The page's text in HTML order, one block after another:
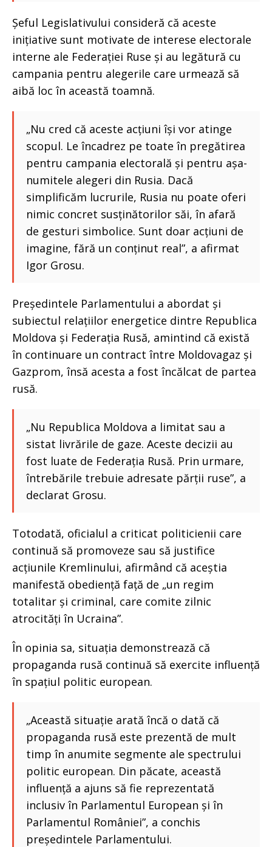
Șeful Legislativului consideră că aceste
inițiative sunt motivate de interese electorale
interne ale Federației Ruse și au legătură cu
campania pentru alegerile care urmează să
aibă loc în această toamnă.
„Nu cred că aceste acțiuni își vor atinge
scopul. Le încadrez pe toate în pregătirea
pentru campania electorală și pentru așa-
numitele alegeri din Rusia. Dacă
simplificăm lucrurile, Rusia nu poate oferi
nimic concret susținătorilor săi, în afară
de gesturi simbolice. Sunt doar acțiuni de
imagine, fără un conținut real”, a afirmat
Igor Grosu.
Președintele Parlamentului a abordat și
subiectul relațiilor energetice dintre Republica
Moldova și Federația Rusă, amintind că există
în continuare un contract între Moldovagaz și
Gazprom, însă acesta a fost încălcat de partea
rusă.
„Nu Republica Moldova a limitat sau a
sistat livrările de gaze. Aceste decizii au
fost luate de Federația Rusă. Prin urmare,
întrebările trebuie adresate părții ruse”, a
declarat Grosu.
Totodată, oficialul a criticat politicienii care
continuă să promoveze sau să justifice
acțiunile Kremlinului, afirmând că aceștia
manifestă obediență față de „un regim
totalitar și criminal, care comite zilnic
atrocități în Ucraina”.
În opinia sa, situația demonstrează că
propaganda rusă continuă să exercite influență
în spațiul politic european.
„Această situație arată încă o dată că
propaganda rusă este prezentă de mult
timp în anumite segmente ale spectrului
politic european. Din păcate, această
influență a ajuns să fie reprezentată
inclusiv în Parlamentul European și în
Parlamentul României”, a conchis
președintele Parlamentului.